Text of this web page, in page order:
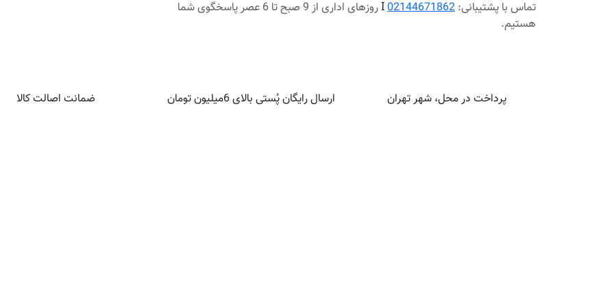
تماس با پشتیبانی: 02144671862
روزهای اداری از 9 صبح تا 6 عصر پاسخگوی شما
هستیم.
پرداخت در محل، شهر تهران ارسال رایگان پُستی بالای 6میلیون تومان ضمانت اصالت کالا